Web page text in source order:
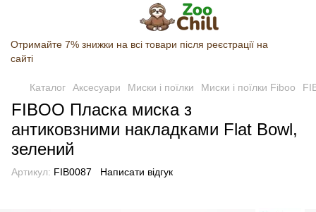
Отримайте 7% знижки на всі товари після реєстрації на
сайті
Каталог Аксесуари Миски і поїлки Миски і поїлки Fiboo
FIBOO Пласка миска з
антиковзними накладками Flat Bowl,
зелений
Артикул: FIB0087 Написати відгук